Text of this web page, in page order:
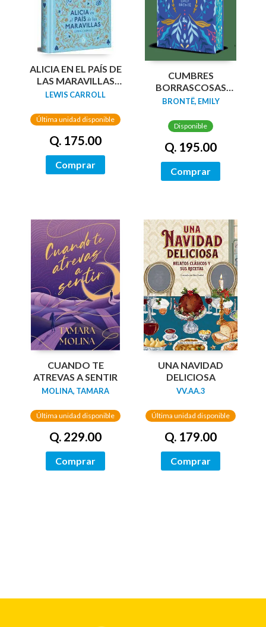
ALICIA EN EL PAÍS DE
LAS MARAVILLAS
(EDICIÓN LIMITADA
PINTADOS)
LEWIS CARROLL
Última unidad disponible
Q. 175.00
Comprar
CUMBRES
BORRASCOSAS
(EDICION LIMITADA
TINTADOS)
BRONTË, EMILY
Disponible
Q. 195.00
Comprar
CUANDO TE
ATREVAS A SENTIR
MOLINA, TAMARA
Última unidad disponible
Q. 229.00
Comprar
UNA NAVIDAD
DELICIOSA
VV.AA.3
Última unidad disponible
Q. 179.00
Comprar